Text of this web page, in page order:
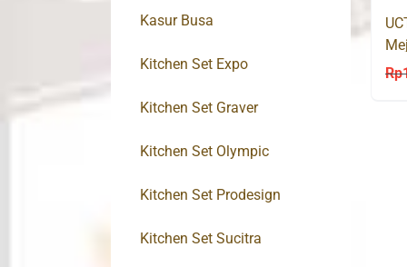
Rp
Kasur Busa
Kitchen Set Expo
Kitchen Set Graver
Kitchen Set Olympic
Kitchen Set Prodesign
Kitchen Set Sucitra